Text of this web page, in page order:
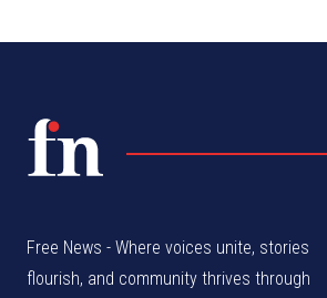
Free News - Where voices unite, stories
flourish, and community thrives through